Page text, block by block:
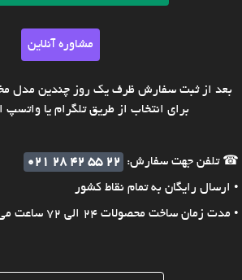
مشاوره آنلاین
بعد از ثبت سفارش ظرف یک روز چندین مدل
برای انتخاب از طریق تلگرام یا
☎ تلفن جهت سفارش:
021 28 42 55 22
• ارسال رایگان به تمام نقاط کشور
• مدت زمان ساخت محصولات 24 الی 72 ساعت می‌باشد.